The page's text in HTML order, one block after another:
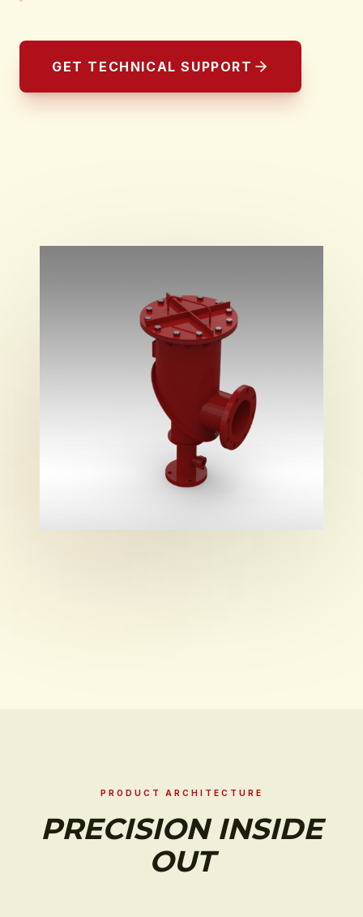
GET TECHNICAL SUPPORT
PRODUCT ARCHITECTURE
PRECISION INSIDE
OUT